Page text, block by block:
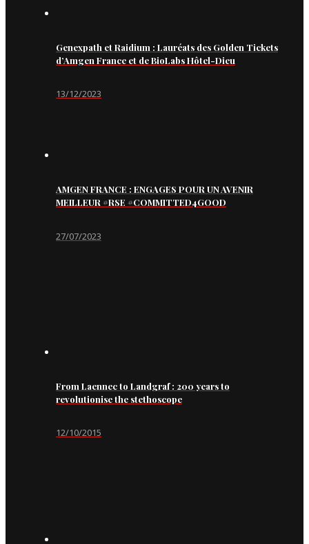
Genexpath et Raidium : Lauréats des Golden Tickets
d’Amgen France et de BioLabs Hôtel-Dieu
13/12/2023
AMGEN FRANCE : ENGAGES POUR UN AVENIR
MEILLEUR #RSE #COMMITTED4GOOD
27/07/2023
From Laennec to Landgraf : 200 years to
revolutionise the stethoscope
12/10/2015